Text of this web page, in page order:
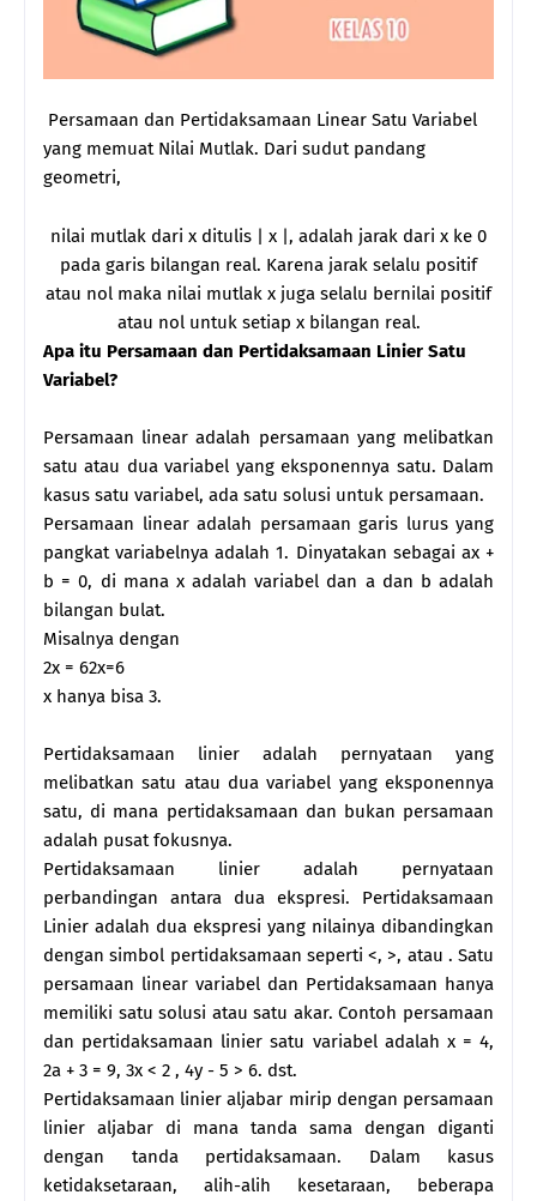
Persamaan dan Pertidaksamaan Linear Satu Variabel
yang memuat Nilai Mutlak. Dari sudut pandang
geometri,
nilai mutlak dari x ditulis | x |, adalah jarak dari x ke 0
pada garis bilangan real. Karena jarak selalu positif
atau nol maka nilai mutlak x juga selalu bernilai positif
atau nol untuk setiap x bilangan real.
Apa itu Persamaan dan Pertidaksamaan Linier Satu
Variabel?
Persamaan linear adalah persamaan yang melibatkan
satu atau dua variabel yang eksponennya satu. Dalam
kasus satu variabel, ada satu solusi untuk persamaan.
Persamaan linear adalah persamaan garis lurus yang
pangkat variabelnya adalah 1. Dinyatakan sebagai ax +
b = 0, di mana x adalah variabel dan a dan b adalah
bilangan bulat.
Misalnya dengan
2x = 62x=6
x hanya bisa 3.
Pertidaksamaan linier adalah pernyataan yang
melibatkan satu atau dua variabel yang eksponennya
satu, di mana pertidaksamaan dan bukan persamaan
adalah pusat fokusnya.
Pertidaksamaan linier adalah pernyataan
perbandingan antara dua ekspresi. Pertidaksamaan
Linier adalah dua ekspresi yang nilainya dibandingkan
dengan simbol pertidaksamaan seperti <, >, atau . Satu
persamaan linear variabel dan Pertidaksamaan hanya
memiliki satu solusi atau satu akar. Contoh persamaan
dan pertidaksamaan linier satu variabel adalah x = 4,
2a + 3 = 9, 3x < 2 , 4y - 5 > 6. dst.
Pertidaksamaan linier aljabar mirip dengan persamaan
linier aljabar di mana tanda sama dengan diganti
dengan tanda pertidaksamaan. Dalam kasus
ketidaksetaraan, alih-alih kesetaraan, beberapa